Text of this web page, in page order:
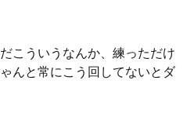
こういうなんか、練っただけ
んと常にこう回してないとダ